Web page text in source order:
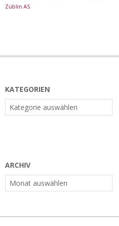
Züblin AS
KATEGORIEN
Kategorien
ARCHIV
Archiv